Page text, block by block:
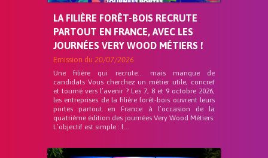
LA FILIÈRE FORÊT-BOIS RECRUTE
PARTOUT EN FRANCE, AVEC LES
JOURNÉES VERY WOOD MÉTIERS !
Emission du 20/07/2026
Une filière qui recrute… mais manque de
candidats Vous cherchez un métier utile, concret
et tourné vers l’avenir ? Les 7, 8 et 9 octobre 2026,
les entreprises de la filière forêt-bois ouvrent leurs
portes partout en France à l’occasion de la
quatrième édition des journées Very Wood Métiers.
L’objectif est simple : f...